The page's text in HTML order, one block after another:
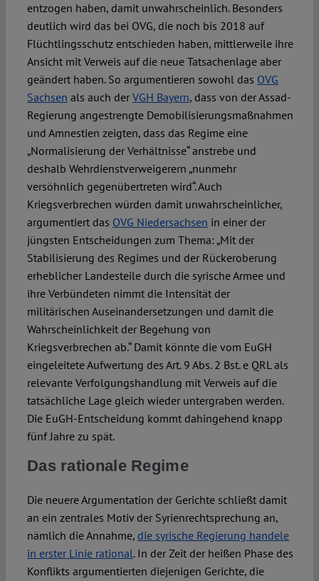
entzogen haben, damit unwahrscheinlich. Besonders
deutlich wird das bei OVG, die noch bis 2018 auf
Flüchtlingsschutz entschieden haben, mittlerweile ihre
Ansicht mit Verweis auf die neue Tatsachenlage aber
geändert haben. So argumentieren sowohl das OVG
Sachsen als auch der VGH Bayern, dass von der Assad-
Regierung angestrengte Demobilisierungsmaßnahmen
und Amnestien zeigten, dass das Regime eine
„Normalisierung der Verhältnisse“ anstrebe und
deshalb Wehrdienstverweigerern „nunmehr
versöhnlich gegenübertreten wird“. Auch
Kriegsverbrechen würden damit unwahrscheinlicher,
argumentiert das OVG Niedersachsen in einer der
jüngsten Entscheidungen zum Thema: „Mit der
Stabilisierung des Regimes und der Rückeroberung
erheblicher Landesteile durch die syrische Armee und
ihre Verbündeten nimmt die Intensität der
militärischen Auseinandersetzungen und damit die
Wahrscheinlichkeit der Begehung von
Kriegsverbrechen ab.“ Damit könnte die vom EuGH
eingeleitete Aufwertung des Art. 9 Abs. 2 Bst. e QRL als
relevante Verfolgungshandlung mit Verweis auf die
tatsächliche Lage gleich wieder untergraben werden.
Die EuGH-Entscheidung kommt dahingehend knapp
fünf Jahre zu spät.
Das rationale Regime
Die neuere Argumentation der Gerichte schließt damit
an ein zentrales Motiv der Syrienrechtsprechung an,
nämlich die Annahme, die syrische Regierung handele
in erster Linie rational. In der Zeit der heißen Phase des
Konflikts argumentierten diejenigen Gerichte, die